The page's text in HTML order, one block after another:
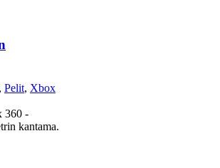
, Pelit, Xbox
360 -
kantama.